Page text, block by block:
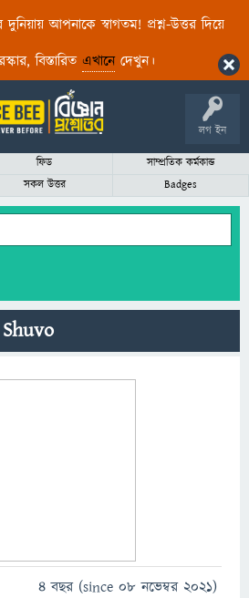
দুনিয়ায় আপনাকে স্বাগতম! প্রশ্ন-উত্তর দিয়ে
বিস্তারিত এখানেদেখুন।
লগ ইন
ফিড
সাম্প্রতিক কর্মকান্ড
সকল উত্তর Badges
4 বছর (since 08 নভেম্বর 2021)